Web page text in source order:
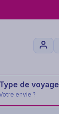
Type de voyage
envie ?